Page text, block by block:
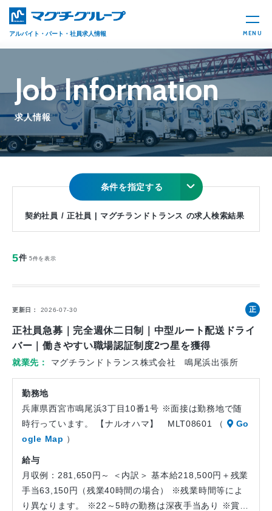
アルバイト・パート・社員求人情報 MENU
Job Information
求人情報
条件を指定する
契約社員 / 正社員 | マグチランドトランス の求人検索結果
5件 5件を表示
更新日 2026-07-30
正
社
正社員急募｜完全週休二日制｜中型ルート配送ドライ
バー｜働きやすい職場認証制度2つ星を獲得
就業先 マグチランドトランス株式会社 鳴尾浜出張所
勤務地
兵庫県西宮市鳴尾浜3丁目10番1号 ※面接は勤務地で随
時行っています。 【ナルオハマ】 MLT08601 （
Go
ogle Map ）
給与
月収例：281,650円～ ＜内訳＞ 基本給218,500円＋残業
手当63,150円（残業40時間の場合） ※残業時間等によ
り異なります。 ※22～5時の勤務は深夜手当あり ※賞…